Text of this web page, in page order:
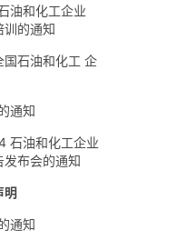
油和化工企业
训的通知
国石油和化工 企
通知
石油和化工企业
布会的通知
明
通知